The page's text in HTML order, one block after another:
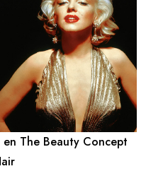
The Beauty Concept